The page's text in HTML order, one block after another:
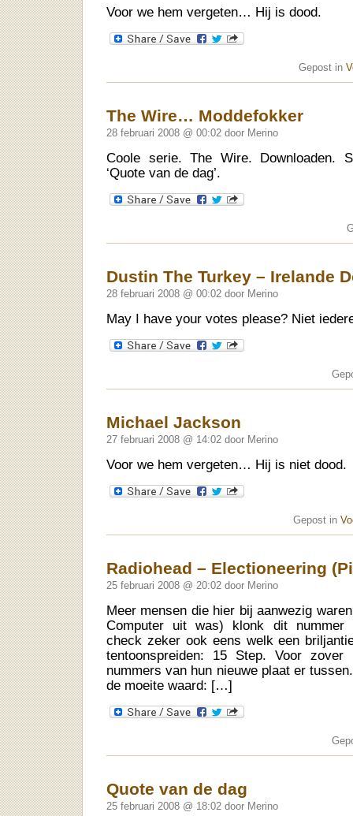
Voor we hem vergeten… Hij is dood.
Gepost in
The Wire… Moddefokker
28 februari 2008 @ 00:02 door Merino
Coole serie. The Wire. Downloaden.
‘Quote van de dag’.
Dustin The Turkey – Irelande
28 februari 2008 @ 00:02 door Merino
May I have your votes please? Niet
Michael Jackson
27 februari 2008 @ 14:02 door Merino
Voor we hem vergeten… Hij is niet dood.
Gepost in
Radiohead – Electioneering
25 februari 2008 @ 20:02 door Merino
Meer mensen die hier bij aanwezig
Computer uit was) klonk dit nummer
check zeker ook eens welk een
tentoonspreiden: 15 Step. Voor
nummers van hun nieuwe plaat er
de moeite waard: […]
Quote van de dag
25 februari 2008 @ 18:02 door Merino